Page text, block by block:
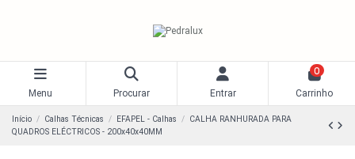
Menu Procurar Entrar
0
Carrinho
Início Calhas Técnicas EFAPEL - Calhas
CALHA RANHURADA PARA
QUADROS ELÉCTRICOS - 200x40x40MM